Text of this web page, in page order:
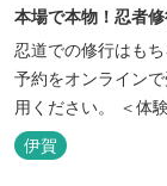
本場で本物！忍者
忍道での修行はも
予約をオンライン
用ください。 ＜体
う！ ②忍者をめざそう！（入門・初級編） ③忍者の基礎体力づく
り！農業体験！ ④
伊賀